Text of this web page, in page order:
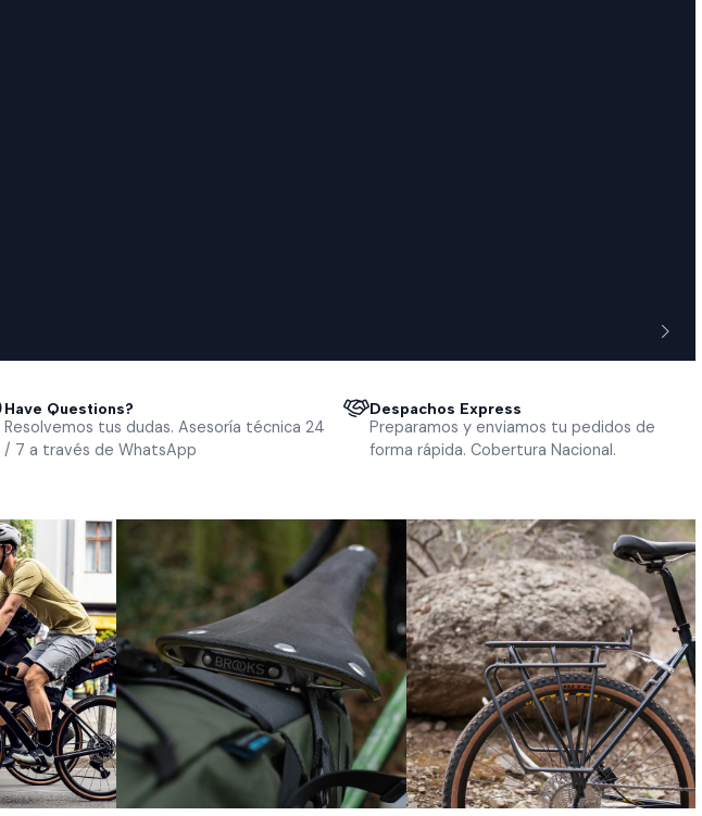
Have Questions?
Resolvemos tus dudas. Asesoría técnica 24
/ 7 a través de WhatsApp
Despachos Express
Preparamos y enviamos tu pedidos de
forma rápida. Cobertura Nacional.